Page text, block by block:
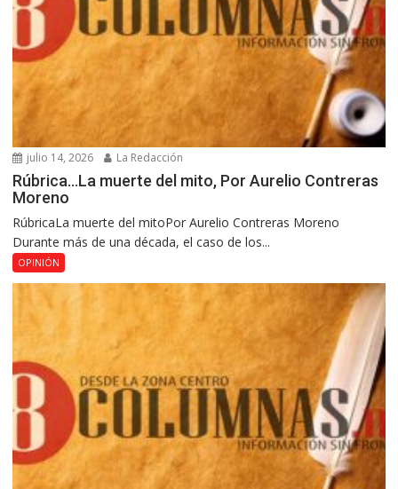
julio 14, 2026 La Redacción
Rúbrica…La muerte del mito, Por Aurelio Contreras
Moreno
RúbricaLa muerte del mitoPor Aurelio Contreras Moreno
Durante más de una década, el caso de los...
OPINIÓN